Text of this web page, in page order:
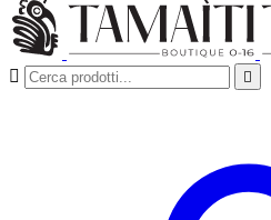
 